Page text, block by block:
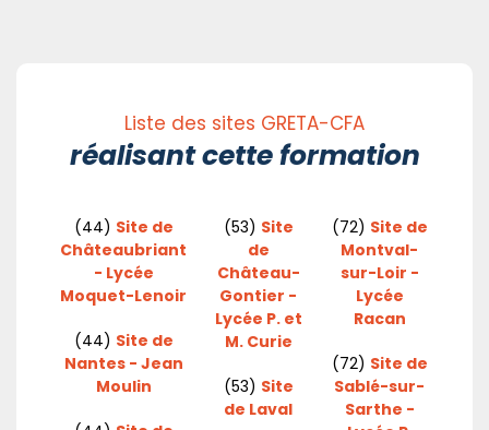
Liste des sites GRETA-CFA
réalisant cette formation
(44) Site de
Châteaubriant
- Lycée
Moquet-Lenoir
(44) Site de
Nantes - Jean
Moulin
(53) Site
de
Château-
Gontier -
Lycée P. et
M. Curie
(53) Site
de Laval
(72) Site de
Montval-
sur-Loir -
Lycée
Racan
(72) Site de
Sablé-sur-
Sarthe -